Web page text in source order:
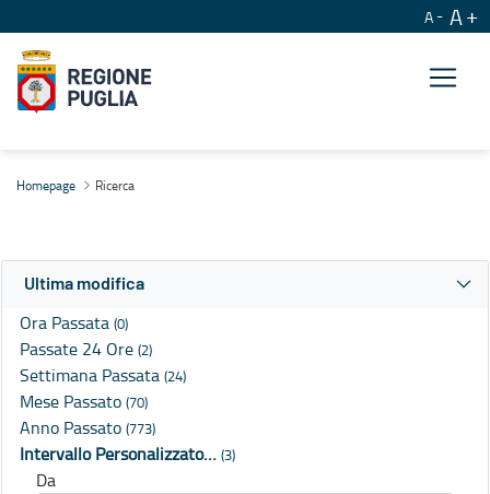
A A
Homepage Ricerca
Ultima modifica
Ora Passata (0)
Passate 24 Ore (2)
Settimana Passata (24)
Mese Passato (70)
Anno Passato (773)
Intervallo Personalizzato… (3)
Da